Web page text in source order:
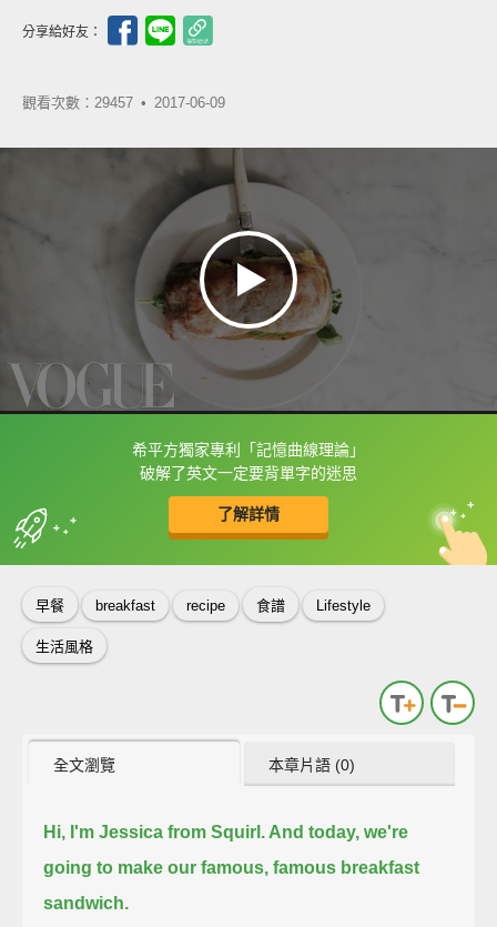
分享給好友：
觀看次數：29457 • 2017-06-09
希平方獨家專利「記憶曲線理論」
破解了英文一定要背單字的迷思
了解詳情
框選或點兩下字幕可以直接查字典喔！
收錄佳句 中
英
早餐 breakfast recipe 食譜 Lifestyle
生活風格
全文瀏覽 本章片語 (0)
Hi, I'm Jessica from Squirl. And today, we're
going to make our famous, famous breakfast
sandwich.